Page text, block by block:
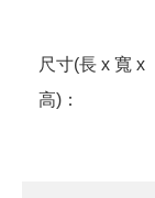
尺寸(長 x 寬 x
高)：